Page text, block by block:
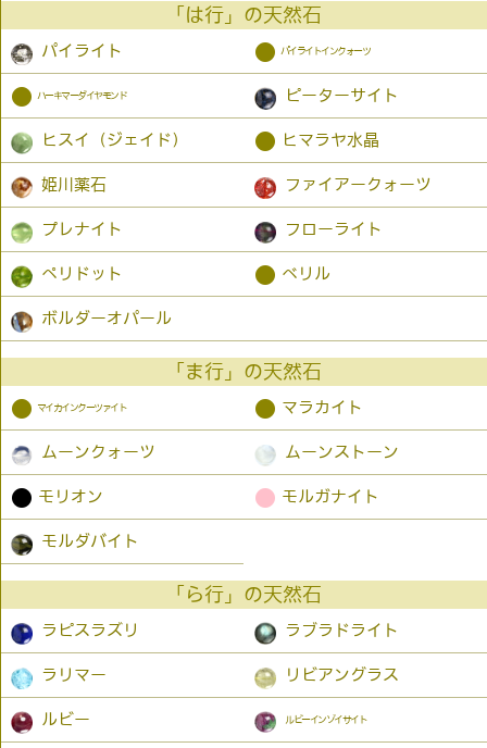
「は行」の天然石
パイライト ● パイライトインクォーツ
● ハーキマーダイヤモンド ピーターサイト
ヒスイ（ジェイド） ● ヒマラヤ水晶
姫川薬石 ファイアークォーツ
プレナイト フローライト
ペリドット ● ベリル
ボルダーオパール
「ま行」の天然石
● マイカインクーツァイト ● マラカイト
ムーンクォーツ ムーンストーン
● モリオン ● モルガナイト
モルダバイト
「ら行」の天然石
ラピスラズリ ラブラドライト
ラリマー リビアングラス
ルビー ルビーインゾイサイト